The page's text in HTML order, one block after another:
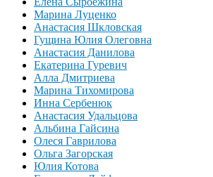
Марина Луценко
Анастасия Шкловская
Гущина Юлия Олеговна
Анастасия Данилова
Екатерина Гуревич
Алла Дмитриева
Марина Тихомирова
Инна Сербенюк
Анастасия Удальцова
Альбина Гайсина
Олеся Гаврилова
Ольга Загорская
Юлия Котова